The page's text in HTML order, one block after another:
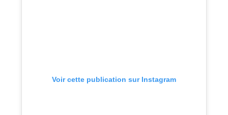
Voir cette publication sur Instagram